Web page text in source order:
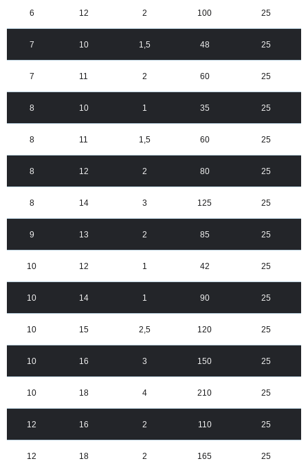
6 12 2 100 25
7 10 1,5 48 25
7 11 2 60 25
8 10 1 35 25
8 11 1,5 60 25
8 12 2 80 25
8 14 3 125 25
9 13 2 85 25
10 12 1 42 25
10 14 1 90 25
10 15 2,5 120 25
10 16 3 150 25
10 18 4 210 25
12 16 2 110 25
12 18 2 165 25